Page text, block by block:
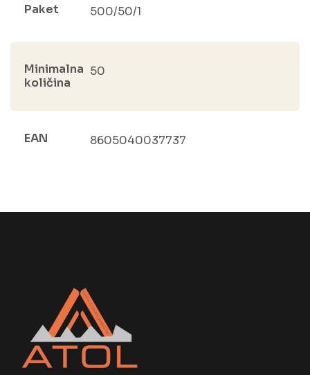
Paket 500/50/1
Minimalna
količina
50
EAN 8605040037737